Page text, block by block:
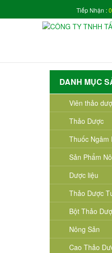
Tiếp Nhận :
DANH MỤC
Viên thảo
Thảo Dược
Thuốc Ngâm
Sản Phẩm
Dược liệu
Thảo Dược
Bột Thảo
Nông Sản
Cao Thảo